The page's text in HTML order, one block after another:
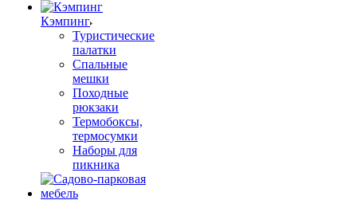
Кэмпинг
Туристические
палатки
Спальные
мешки
Походные
рюкзаки
Термобоксы,
термосумки
Наборы для
пикника